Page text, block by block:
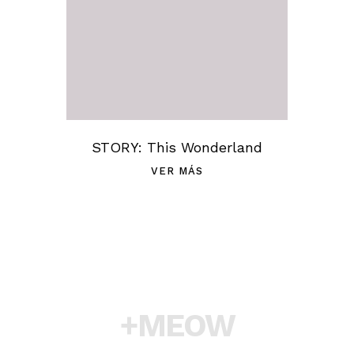
STORY: This Wonderland
VER MÁS
+MEOW